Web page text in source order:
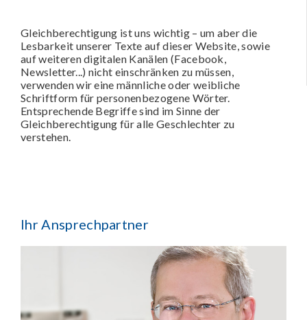
Gleichberechtigung ist uns wichtig – um aber die
Lesbarkeit unserer Texte auf dieser Website, sowie
auf weiteren digitalen Kanälen (Facebook,
Newsletter...) nicht einschränken zu müssen,
verwenden wir eine männliche oder weibliche
Schriftform für personenbezogene Wörter.
Entsprechende Begriffe sind im Sinne der
Gleichberechtigung für alle Geschlechter zu
verstehen.
Ihr Ansprechpartner